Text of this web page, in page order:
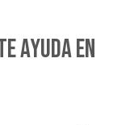
te ayuda en